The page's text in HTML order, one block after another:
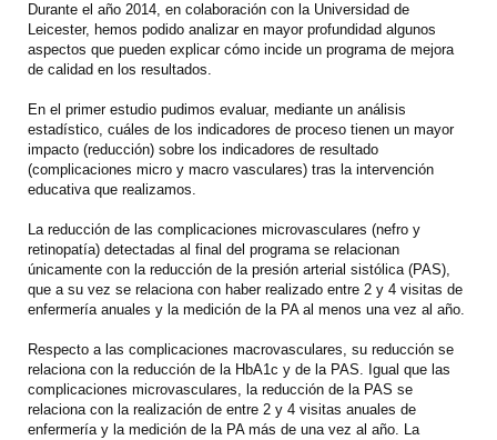
Durante el año 2014, en colaboración con la Universidad de
Leicester, hemos podido analizar en mayor profundidad algunos
aspectos que pueden explicar cómo incide un programa de mejora
de calidad en los resultados.
En el primer estudio pudimos evaluar, mediante un análisis
estadístico, cuáles de los indicadores de proceso tienen un mayor
impacto (reducción) sobre los indicadores de resultado
(complicaciones micro y macro vasculares) tras la intervención
educativa que realizamos.
La reducción de las complicaciones microvasculares (nefro y
retinopatía) detectadas al final del programa se relacionan
únicamente con la reducción de la presión arterial sistólica (PAS),
que a su vez se relaciona con haber realizado entre 2 y 4 visitas de
enfermería anuales y la medición de la PA al menos una vez al año.
Respecto a las complicaciones macrovasculares, su reducción se
relaciona con la reducción de la HbA1c y de la PAS. Igual que las
complicaciones microvasculares, la reducción de la PAS se
relaciona con la realización de entre 2 y 4 visitas anuales de
enfermería y la medición de la PA más de una vez al año. La